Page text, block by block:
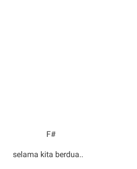
F#
selama kita berdua..